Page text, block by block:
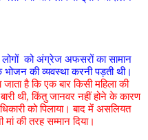
लोगों को अंग्रेज अफसरों का सामान
की व्यवस्था करनी पड़ती थी।
जाता है कि एक बार किसी महिला की
थी, किंतु जानवर नहीं होने के कारण
को पिलाया। बाद में असलियत
की तरह सम्मान दिया।